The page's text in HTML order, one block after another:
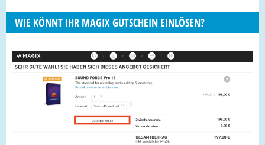
WIE KÖNNT IHR MAGIX GUTSCHEIN EINLÖSEN?